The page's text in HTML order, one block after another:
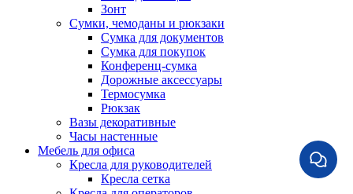
Зонт
Сумки, чемоданы и рюкзаки
Сумка для документов
Сумка для покупок
Конференц-сумка
Дорожные аксессуары
Термосумка
Рюкзак
Вазы декоративные
Часы настенные
Мебель для офиса
Кресла для руководителей
Кресла сетка